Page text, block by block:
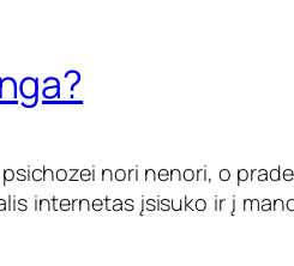
nori nenori, o
internetas įsisuko ir į